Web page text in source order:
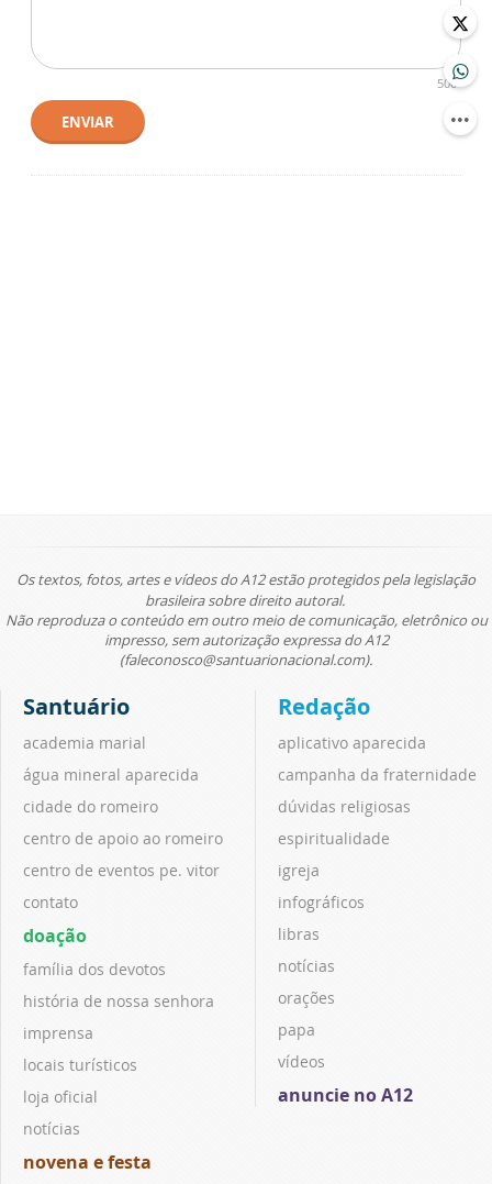
500
ENVIAR
Os textos, fotos, artes e vídeos do A12 estão protegidos pela legislação
brasileira sobre direito autoral.
Não reproduza o conteúdo em outro meio de comunicação, eletrônico ou
impresso, sem autorização expressa do A12
(faleconosco@santuarionacional.com).
Santuário
academia marial
água mineral aparecida
cidade do romeiro
centro de apoio ao romeiro
centro de eventos pe. vitor
contato
doação
família dos devotos
história de nossa senhora
imprensa
locais turísticos
loja oficial
notícias
novena e festa
Redação
aplicativo aparecida
campanha da fraternidade
dúvidas religiosas
espiritualidade
igreja
infográficos
libras
notícias
orações
papa
vídeos
anuncie no A12